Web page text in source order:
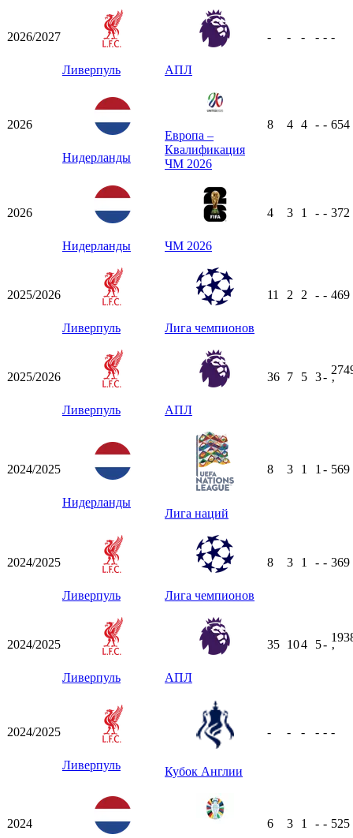
2026/2027
Ливерпуль АПЛ
- - - - - -
2026
Нидерланды
Европа –
Квалификация
ЧМ 2026
8 4 4 - - 654
2026
Нидерланды ЧМ 2026
4 3 1 - - 372
2025/2026
Ливерпуль Лига чемпионов
11 2 2 - - 469
2025/2026
Ливерпуль АПЛ
36 7 5 3-
ʼ
2024/2025
Нидерланды
Лига наций
8 3 1 1 - 569
2024/2025
Ливерпуль Лига чемпионов
8 3 1 - - 369
2024/2025
Ливерпуль АПЛ
35 104 5-
ʼ
2024/2025
Ливерпуль Кубок Англии
- - - - - -
2024 6 3 1 - - 525